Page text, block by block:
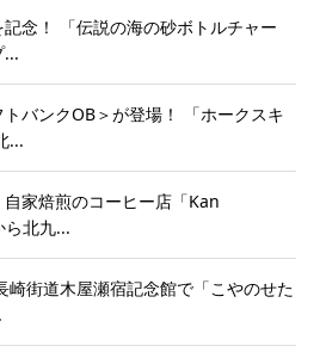
念！ 「伝説の海の砂ボトルチャー
...
バンクOB＞が登場！ 「ホークスキ
...
家焙煎のコーヒー店「Kan
北九...
崎街道木屋瀬宿記念館で「こやのせた